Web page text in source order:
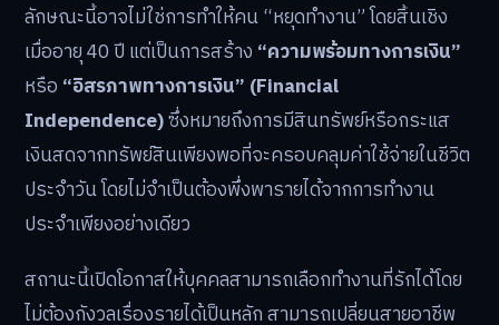
ลักษณะนี้อาจไม่ใช่การทำให้คน “หยุดทำงาน” โดยสิ้นเชิง
เมื่ออายุ 40 ปี แต่เป็นการสร้าง “ความพร้อมทางการเงิน”
หรือ “อิสรภาพทางการเงิน” (Financial
Independence)ซึ่งหมายถึงการมีสินทรัพย์หรือกระแส
เงินสดจากทรัพย์สินเพียงพอที่จะครอบคลุมค่าใช้จ่ายในชีวิต
ประจำวัน โดยไม่จำเป็นต้องพึ่งพารายได้จากการทำงาน
ประจำเพียงอย่างเดียว
สถานะนี้เปิดโอกาสให้บุคคลสามารถเลือกทำงานที่รักได้โดย
ไม่ต้องกังวลเรื่องรายได้เป็นหลัก สามารถเปลี่ยนสายอาชีพ